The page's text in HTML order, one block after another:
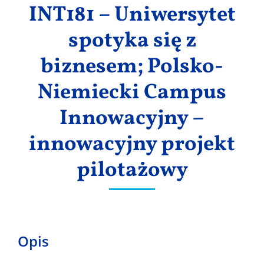
INT181 – Uniwersytet
spotyka się z
biznesem; Polsko-
Niemiecki Campus
Innowacyjny –
innowacyjny projekt
pilotażowy
Opis